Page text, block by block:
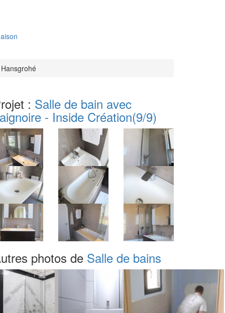
: Salle de bain avec
- Inside Création(9/9)
photos de Salle de bains